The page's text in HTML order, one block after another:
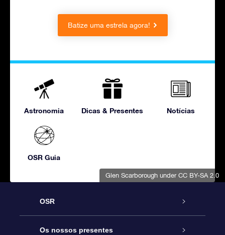
Glen Scarborough under CC BY-SA 2.0
Batize uma estrela agora!
Astronomia Dicas & Presentes Notícias
OSR Guia
OSR
Serviço
Os nossos presentes